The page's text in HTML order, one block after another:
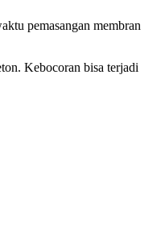
pemasangan membran
Kebocoran bisa terjadi